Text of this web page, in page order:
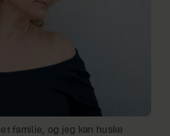
familie, og jeg kan huske